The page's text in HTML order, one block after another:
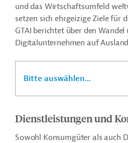
und das Wirtschaftsumfeld
setzen sich ehrgeizige Ziele für
GTAI berichtet über den
Digitalunternehmen auf
Bitte auswählen...
Dienstleistungen und
Sowohl Konsumgüter als auch